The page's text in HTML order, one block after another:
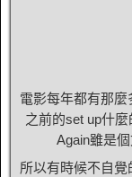
電影每年都有那麼
之前的set up什
Again雖是
所以有時候不自